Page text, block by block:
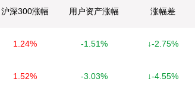
沪深300涨幅 用户资产涨幅 涨幅差
1.24% -1.51% ↓-2.75%
1.52% -3.03% ↓-4.55%